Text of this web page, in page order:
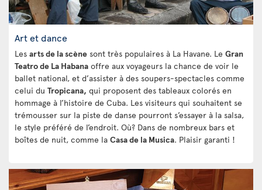
Art et dance
Les arts de la scène sont très populaires à La Havane. Le Gran
Teatro de La Habana offre aux voyageurs la chance de voir le
ballet national, et d’assister à des soupers-spectacles comme
celui du Tropicana, qui proposent des tableaux colorés en
hommage à l’histoire de Cuba. Les visiteurs qui souhaitent se
trémousser sur la piste de danse pourront s’essayer à la salsa,
le style préféré de l’endroit. Où? Dans de nombreux bars et
boîtes de nuit, comme la Casa de la Musica. Plaisir garanti !